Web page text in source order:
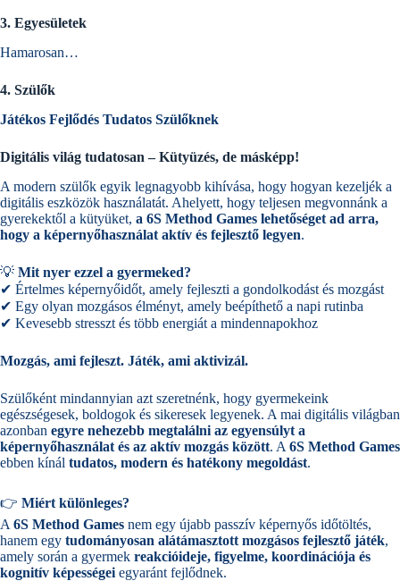
3. Egyesületek
Hamarosan…
4. Szülők
Játékos Fejlődés Tudatos Szülőknek
Digitális világ tudatosan – Kütyüzés, de másképp!
A modern szülők egyik legnagyobb kihívása, hogy hogyan kezeljék a
digitális eszközök használatát. Ahelyett, hogy teljesen megvonnánk a
gyerekektől a kütyüket, a 6S Method Games lehetőséget ad arra,
hogy a képernyőhasználat aktív és fejlesztő legyen.
💡 Mit nyer ezzel a gyermeked?
✔ Értelmes képernyőidőt, amely fejleszti a gondolkodást és mozgást
✔ Egy olyan mozgásos élményt, amely beépíthető a napi rutinba
✔ Kevesebb stresszt és több energiát a mindennapokhoz
Mozgás, ami fejleszt. Játék, ami aktivizál.
Szülőként mindannyian azt szeretnénk, hogy gyermekeink
egészségesek, boldogok és sikeresek legyenek. A mai digitális világban
azonban egyre nehezebb megtalálni az egyensúlyt a
képernyőhasználat és az aktív mozgás között. A 6S Method Games
ebben kínál tudatos, modern és hatékony megoldást.
👉 Miért különleges?
A 6S Method Games nem egy újabb passzív képernyős időtöltés,
hanem egy tudományosan alátámasztott mozgásos fejlesztő játék,
amely során a gyermek reakcióideje, figyelme, koordinációja és
kognitív képességei egyaránt fejlődnek.